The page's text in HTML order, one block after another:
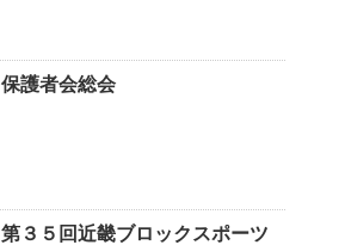
保護者会総会
第３５回近畿ブロックスポーツ